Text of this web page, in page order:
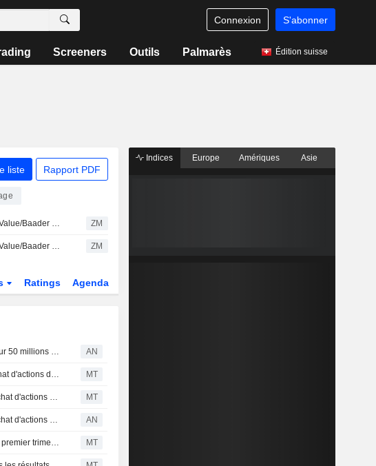
Connexion S'abonner
Screeners Outils Palmarès Édition suisse
liste Rapport PDF
KINGFISHER PLC : AlphaValue/Baader Europe désormais à l'achat sur le dossier ZM
KINGFISHER PLC : AlphaValue/Baader Europe revoit à baisse sa recommandation ZM
Ratings Agenda
Kingfisher lance la deuxième tranche de son rachat d'actions pour 50 millions de livres sterling AN
Kingfisher lance la deuxième tranche de son programme de rachat d'actions de 300 millions de livres MT
Kingfisher achève la première tranche de son programme de rachat d'actions de 300 millions de livres sterling MT
Kingfisher achève la première tranche de son programme de rachat d'actions de 300 millions de livres sterling AN
RBC ajuste à la marge ses prévisions après le point d'activité du premier trimestre ; l'opinion " Surperformer » est maintenue MT
Indices Europe Amériques Asie